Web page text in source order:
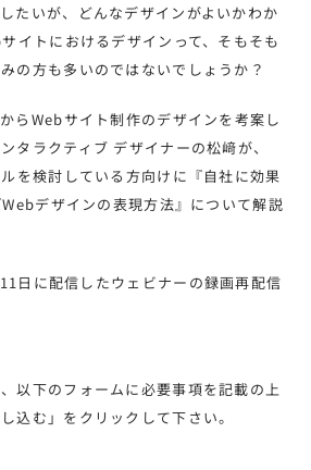
たいが、どんなデザインがよいかわか
イトにおけるデザインって、そもそも
の方も多いのではないでしょうか？
らWebサイト制作のデザインを考案し
タラクティブ デザイナーの松﨑が、
を検討している方向けに『自社に効果
デザインの表現方法』について解説
日に配信したウェビナーの録画再配信
以下のフォームに必要事項を記載の上
込む」をクリックして下さい。